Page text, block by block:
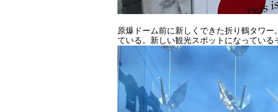
原爆ドーム前に新しくできた折り鶴タワ
ている。新しい観光スポットになっている